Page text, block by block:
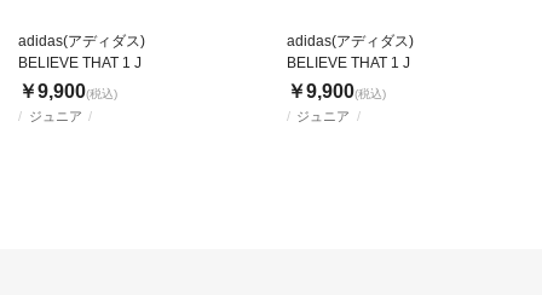
ジュニア
adidas(アディダス)
BELIEVE THAT 1 J
￥9,900(税込)
ジュニア
adidas(アディダス)
BELIEVE THAT 1 J
￥9,900(税込)